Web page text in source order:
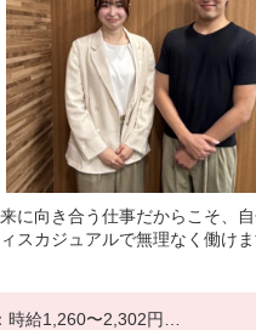
に向き合う仕事だからこそ、
スカジュアルで無理なく働けま
時給1,260〜2,302円